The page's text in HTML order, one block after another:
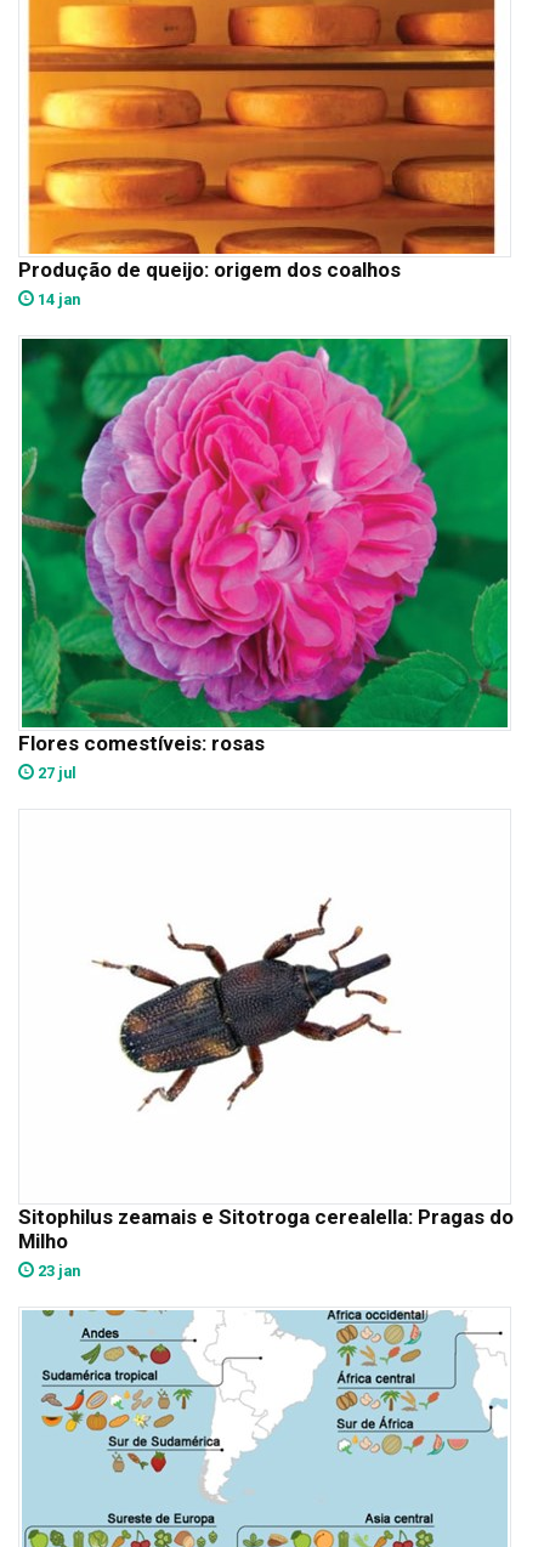
Produção de queijo: origem dos coalhos
14 jan
Flores comestíveis: rosas
27 jul
Sitophilus zeamais e Sitotroga cerealella: Pragas do
Milho
23 jan